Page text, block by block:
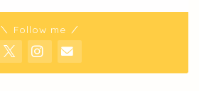
＼ Follow me ／